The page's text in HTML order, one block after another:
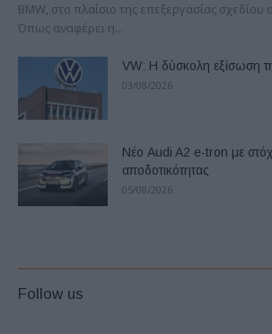
ΒΜW, στο πλαίσιο της επεξεργασίας
Όπως αναφέρει η...
VW: Η δύσκολη εξίσωση
03/08/2026
Νέο Audi A2 e-tron με
αποδοτικότητας
05/08/2026
Follow us